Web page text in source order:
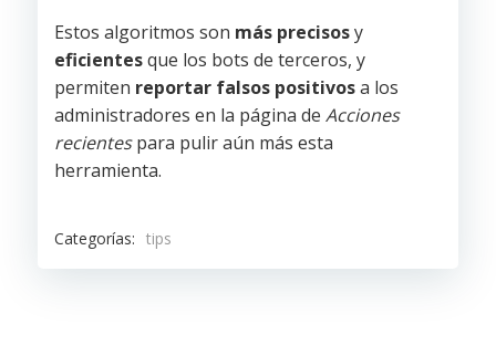
Estos algoritmos son más precisosy
eficientesque los bots de terceros, y
permiten reportar falsos positivosa los
administradores en la página de Acciones
recientespara pulir aún más esta
herramienta.
Categorías: tips